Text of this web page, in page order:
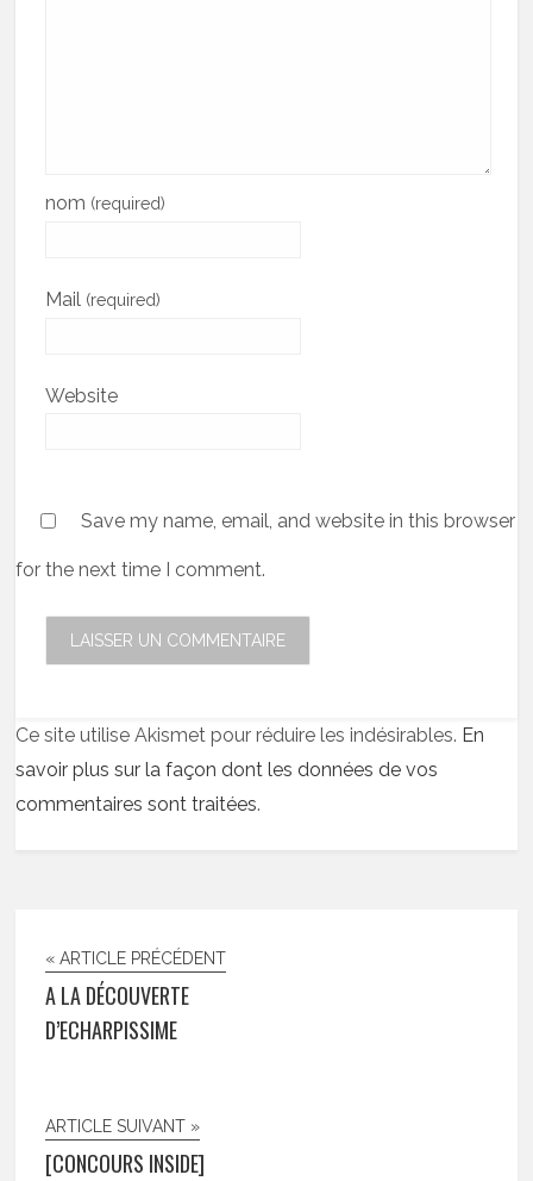
nom (required)
Mail (required)
Website
Save my name, email, and website in this browser
for the next time I comment.
Ce site utilise Akismet pour réduire les indésirables. En
savoir plus sur la façon dont les données de vos
commentaires sont traitées.
« ARTICLE PRÉCÉDENT
A LA DÉCOUVERTE
D’ECHARPISSIME
ARTICLE SUIVANT »
[CONCOURS INSIDE]